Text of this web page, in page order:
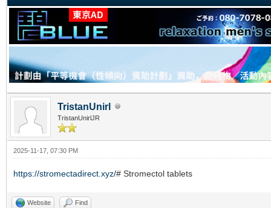
TristanUnirl
TristanUnirlJR
2025-11-17, 07:30 PM
https://stromectadirect.xyz/# Stromectol tablets
Website Find